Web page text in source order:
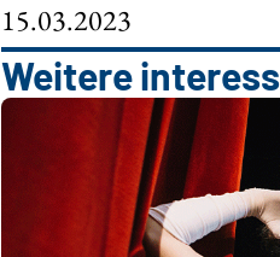
15.03.2023
Weitere